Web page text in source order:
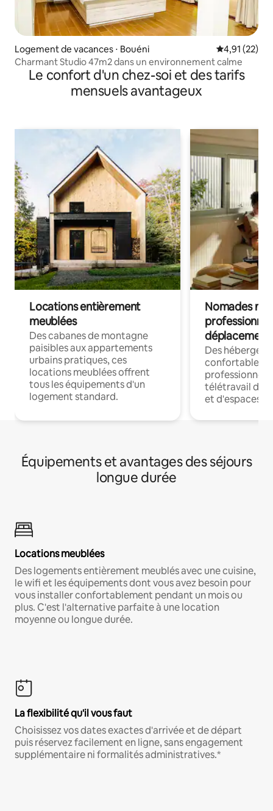
Logement de vacances ⋅ Bouéni Évaluation
4,91 (22)
Charmant Studio 47m2 dans un environnement calme
Le confort d'un chez-soi et des tarifs
mensuels avantageux
Locations entièrement
meublées
Des cabanes de montagne
paisibles aux appartements
urbains pratiques, ces
locations meublées offrent
tous les équipements d'un
logement standard.
Nomades
déplacement
Des
confortables
professionnels
télétravail
et d'espaces
Équipements et avantages des séjours
longue durée
Locations meublées
Des logements entièrement meublés avec une cuisine,
le wifi et les équipements dont vous avez besoin pour
vous installer confortablement pendant un mois ou
plus. C'est l'alternative parfaite à une location
moyenne ou longue durée.
La flexibilité qu'il vous faut
Choisissez vos dates exactes d'arrivée et de départ
puis réservez facilement en ligne, sans engagement
supplémentaire ni formalités administratives.*